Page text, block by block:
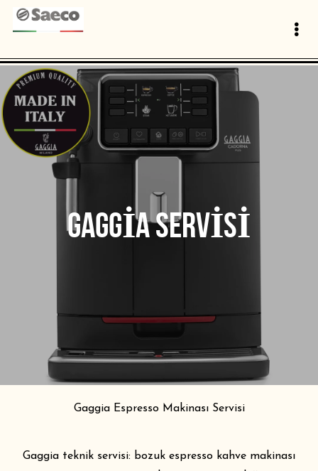
GAGGIA SERVISI
Gaggia Espresso Makinası Servisi
Gaggia teknik servisi: bozuk espresso kahve makinası